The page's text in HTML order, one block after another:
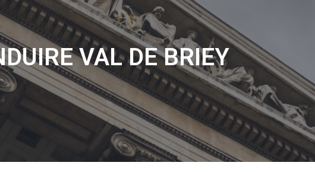
VAL DE BRIEY